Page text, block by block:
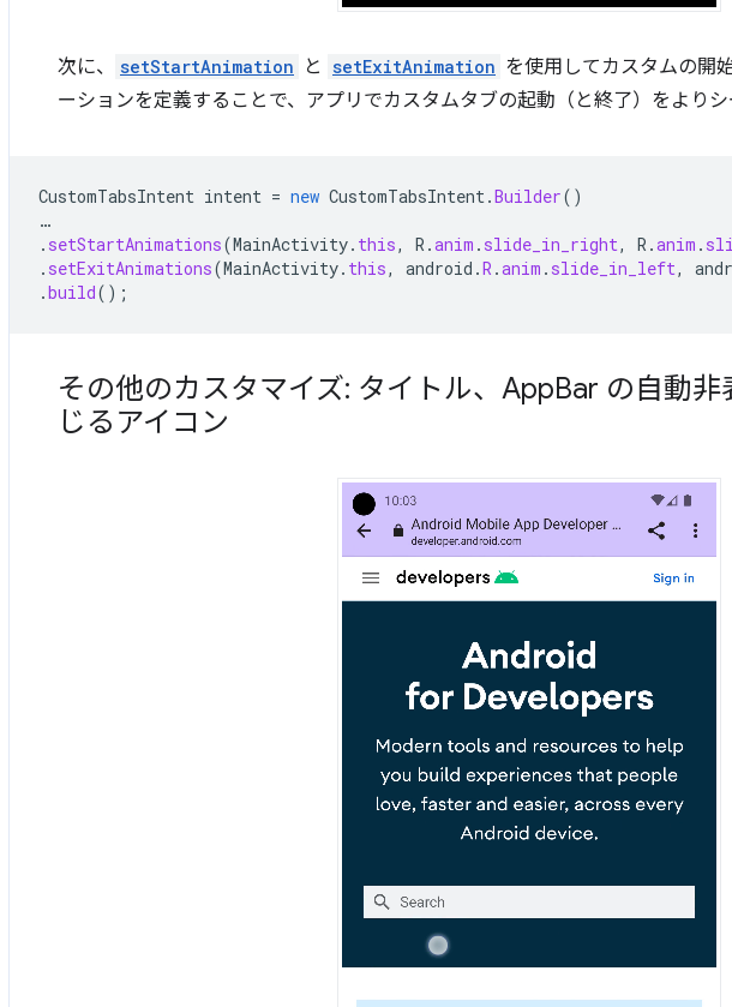
次に、 setStartAnimation と setExitAnimation を使用してカスタムの開
ーションを定義することで、アプリでカスタムタブの起動（と終了）をより
CustomTabsIntent intent = new CustomTabsIntent.Builder()
…
. setStartAnimations(MainActivity. this, R .anim . slide_in_right, R .anim .
. setExitAnimations(MainActivity. this, android .R .anim . slide_in_left,
.build();
その他のカスタマイズ: タイトル、AppBar の自動
じるアイコン